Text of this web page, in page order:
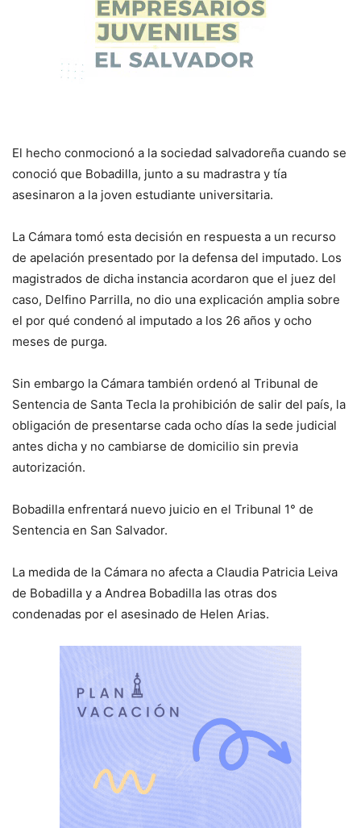
El hecho conmocionó a la sociedad salvadoreña cuando se
conoció que Bobadilla, junto a su madrastra y tía
asesinaron a la joven estudiante universitaria.
La Cámara tomó esta decisión en respuesta a un recurso
de apelación presentado por la defensa del imputado. Los
magistrados de dicha instancia acordaron que el juez del
caso, Delfino Parrilla, no dio una explicación amplia sobre
el por qué condenó al imputado a los 26 años y ocho
meses de purga.
Sin embargo la Cámara también ordenó al Tribunal de
Sentencia de Santa Tecla la prohibición de salir del país, la
obligación de presentarse cada ocho días la sede judicial
antes dicha y no cambiarse de domicilio sin previa
autorización.
Bobadilla enfrentará nuevo juicio en el Tribunal 1° de
Sentencia en San Salvador.
La medida de la Cámara no afecta a Claudia Patricia Leiva
de Bobadilla y a Andrea Bobadilla las otras dos
condenadas por el asesinado de Helen Arias.